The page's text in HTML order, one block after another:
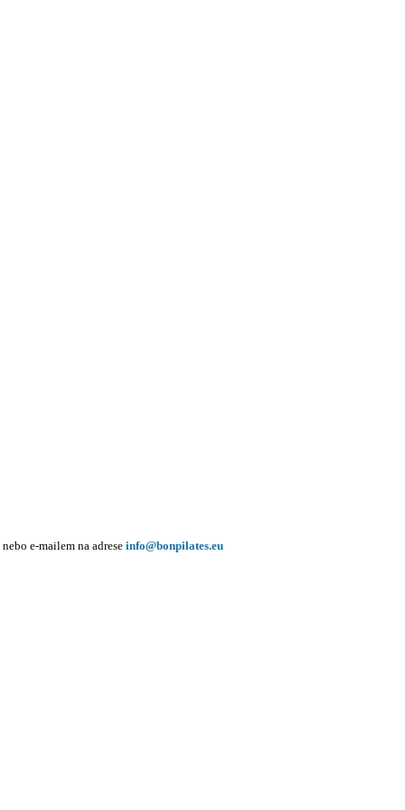
nebo e-mailem na adrese info@bonpilates.eu